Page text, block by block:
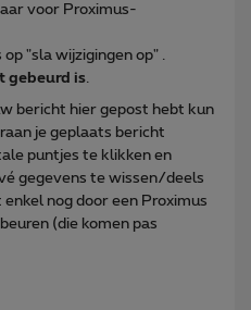
voor Proximus-
"sla wijzigingen op" .
gebeurd is
bericht hier gepost hebt kun
je geplaats bericht
puntjes te klikken en
gegevens te wissen/deels
nog door een Proximus
(die komen pas